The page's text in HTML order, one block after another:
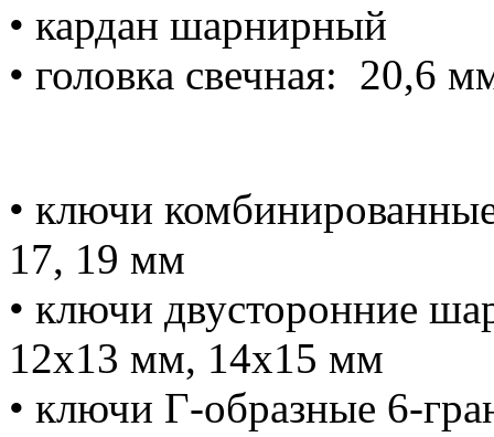
• кардан шарнирный
• головка свечная: 20,6
• ключи
17, 19 мм
• ключи двусторонние
12x13 мм, 14x15 мм
• ключи Г-образные 6-